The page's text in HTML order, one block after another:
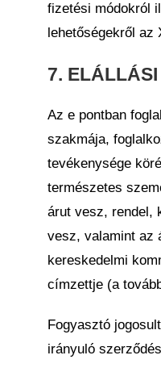
fizetési módokról
lehetőségekről az
7.
Az e pontban
szakmája,
tevékenysége
természetes
árut vesz, rendel,
vesz, valamint az
kereskedelmi
címzettje (a
Fogyasztó
irányuló